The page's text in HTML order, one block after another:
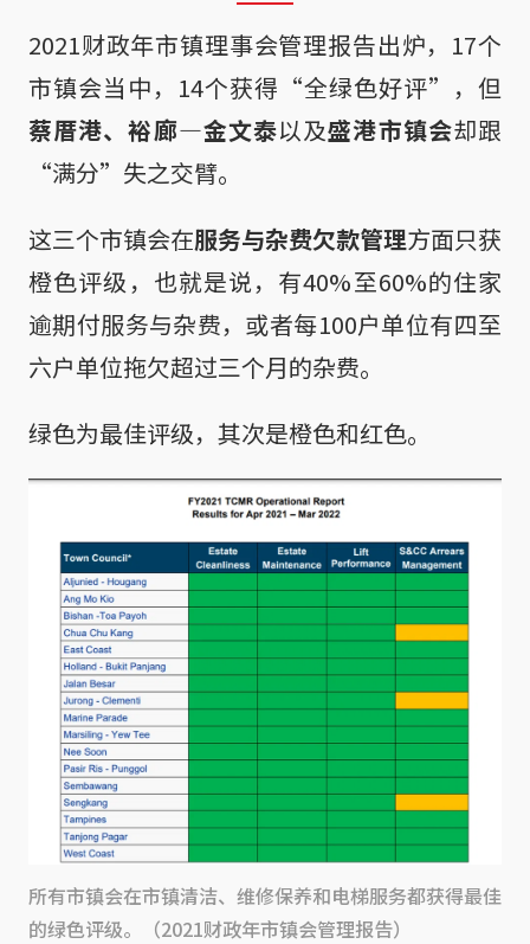
2021财政年市镇理事会管理报告出炉，17个
市镇会当中，14个获得“全绿色好评”，但
蔡厝港、裕廊—金文泰以及盛港市镇会却跟
“满分”失之交臂。
这三个市镇会在服务与杂费欠款管理方面只获
橙色评级，也就是说，有40%至60%的住家
逾期付服务与杂费，或者每100户单位有四至
六户单位拖欠超过三个月的杂费。
绿色为最佳评级，其次是橙色和红色。
所有市镇会在市镇清洁、维修保养和电梯服务都获得最佳
的绿色评级。（2021财政年市镇会管理报告）